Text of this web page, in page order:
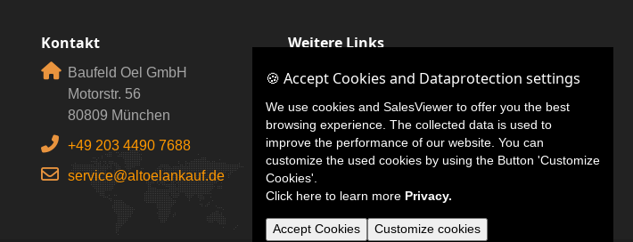
Kontakt
Baufeld Oel GmbH
Motorstr. 56
80809 München
+49 203 4490 7688
service@altoelankauf.de
Weitere Links
LinkedIn
🍪 Accept Cookies and Dataprotection settings
We use cookies and SalesViewer to offer you the best
browsing experience. The collected data is used to
improve the performance of our website. You can
customize the used cookies by using the Button 'Customize
Cookies'.
Click here to learn more Privacy.
Accept Cookies Customize cookies
🍪 Accept Cookies and Dataprotection settings
We use cookies and SalesViewer to offer you the best
browsing experience. The collected data is used to
improve the performance of our website. You can
customize the used cookies by using the Button 'Customize
Cookies'.
Click here to learn more Privacy.
Accept Cookies Customize cookies